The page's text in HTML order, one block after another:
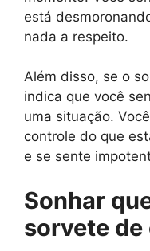
está
nada a respeito.
Além disso, se o
indica que você
uma situação.
controle do que
e se sente
Sonhar
sorvete